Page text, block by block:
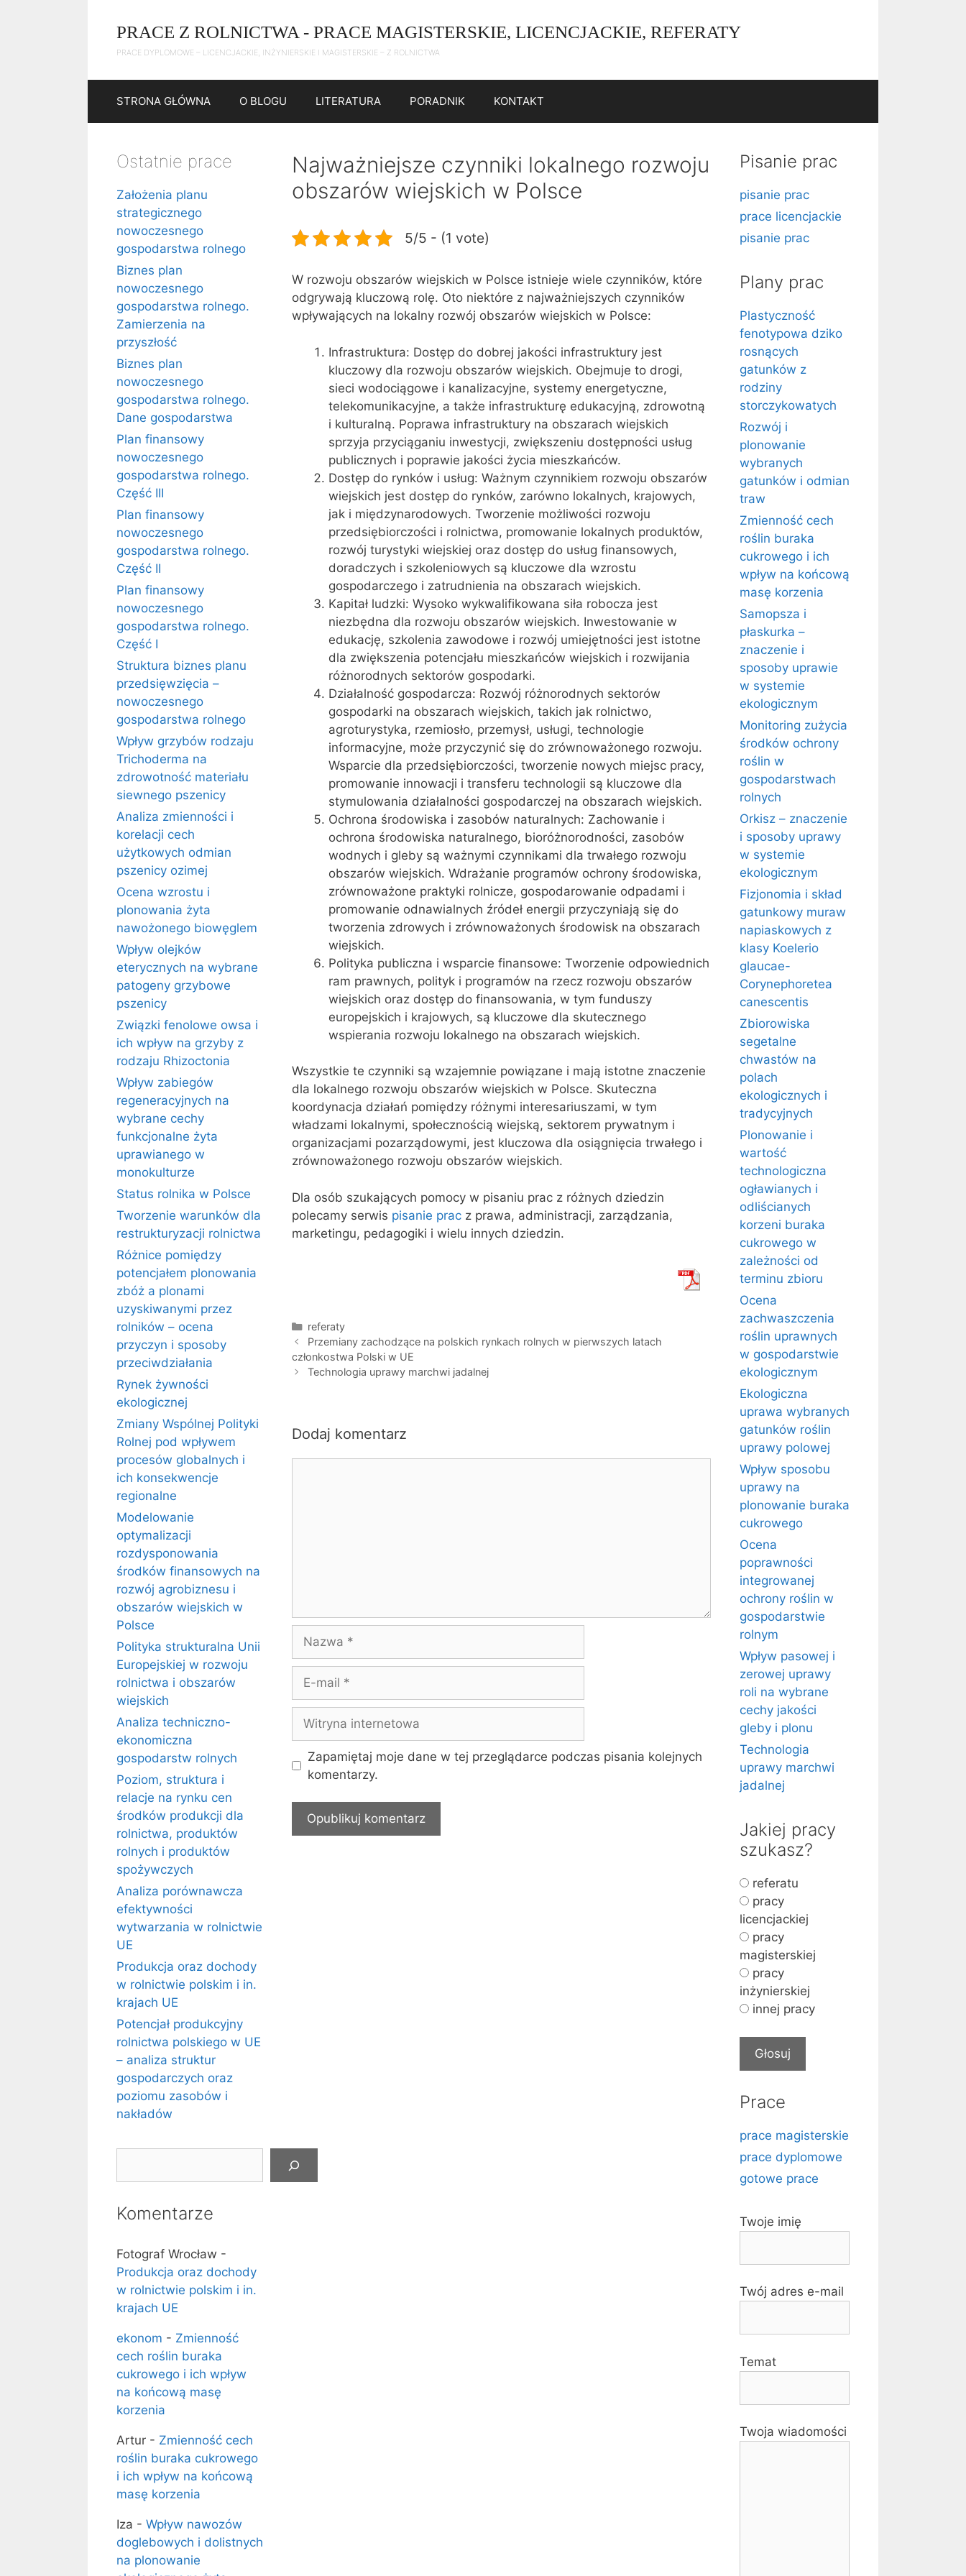
PRACE Z ROLNICTWA - PRACE MAGISTERSKIE, LICENCJACKIE, REFERATY
PRACE DYPLOMOWE – LICENCJACKIE, INŻYNIERSKIE I MAGISTERSKIE – Z ROLNICTWA
STRONA GŁÓWNA O BLOGU LITERATURA PORADNIK KONTAKT
Najważniejsze czynniki lokalnego rozwoju
obszarów wiejskich w Polsce
5/5 - (1 vote)
W rozwoju obszarów wiejskich w Polsce istnieje wiele czynników, które
odgrywają kluczową rolę. Oto niektóre z najważniejszych czynników
wpływających na lokalny rozwój obszarów wiejskich w Polsce:
Infrastruktura: Dostęp do dobrej jakości infrastruktury jest
kluczowy dla rozwoju obszarów wiejskich. Obejmuje to drogi,
sieci wodociągowe i kanalizacyjne, systemy energetyczne,
telekomunikacyjne, a także infrastrukturę edukacyjną, zdrowotną
i kulturalną. Poprawa infrastruktury na obszarach wiejskich
sprzyja przyciąganiu inwestycji, zwiększeniu dostępności usług
publicznych i poprawie jakości życia mieszkańców.
Dostęp do rynków i usług: Ważnym czynnikiem rozwoju obszarów
wiejskich jest dostęp do rynków, zarówno lokalnych, krajowych,
jak i międzynarodowych. Tworzenie możliwości rozwoju
przedsiębiorczości i rolnictwa, promowanie lokalnych produktów,
rozwój turystyki wiejskiej oraz dostęp do usług finansowych,
doradczych i szkoleniowych są kluczowe dla wzrostu
gospodarczego i zatrudnienia na obszarach wiejskich.
Kapitał ludzki: Wysoko wykwalifikowana siła robocza jest
niezbędna dla rozwoju obszarów wiejskich. Inwestowanie w
edukację, szkolenia zawodowe i rozwój umiejętności jest istotne
dla zwiększenia potencjału mieszkańców wiejskich i rozwijania
różnorodnych sektorów gospodarki.
Działalność gospodarcza: Rozwój różnorodnych sektorów
gospodarki na obszarach wiejskich, takich jak rolnictwo,
agroturystyka, rzemiosło, przemysł, usługi, technologie
informacyjne, może przyczynić się do zrównoważonego rozwoju.
Wsparcie dla przedsiębiorczości, tworzenie nowych miejsc pracy,
promowanie innowacji i transferu technologii są kluczowe dla
stymulowania działalności gospodarczej na obszarach wiejskich.
Ochrona środowiska i zasobów naturalnych: Zachowanie i
ochrona środowiska naturalnego, bioróżnorodności, zasobów
wodnych i gleby są ważnymi czynnikami dla trwałego rozwoju
obszarów wiejskich. Wdrażanie programów ochrony środowiska,
zrównoważone praktyki rolnicze, gospodarowanie odpadami i
promowanie odnawialnych źródeł energii przyczyniają się do
tworzenia zdrowych i zrównoważonych środowisk na obszarach
wiejskich.
Polityka publiczna i wsparcie finansowe: Tworzenie odpowiednich
ram prawnych, polityk i programów na rzecz rozwoju obszarów
wiejskich oraz dostęp do finansowania, w tym funduszy
europejskich i krajowych, są kluczowe dla skutecznego
wspierania rozwoju lokalnego na obszarach wiejskich.
Wszystkie te czynniki są wzajemnie powiązane i mają istotne znaczenie
dla lokalnego rozwoju obszarów wiejskich w Polsce. Skuteczna
koordynacja działań pomiędzy różnymi interesariuszami, w tym
władzami lokalnymi, społecznością wiejską, sektorem prywatnym i
organizacjami pozarządowymi, jest kluczowa dla osiągnięcia trwałego i
zrównoważonego rozwoju obszarów wiejskich.
Dla osób szukających pomocy w pisaniu prac z różnych dziedzin
polecamy serwis pisanie prac z prawa, administracji, zarządzania,
marketingu, pedagogiki i wielu innych dziedzin.
Kategorie
referaty
Przemiany zachodzące na polskich rynkach rolnych w pierwszych latach
członkostwa Polski w UE
Technologia uprawy marchwi jadalnej
Dodaj komentarz
mail
internetowa
Zapamiętaj moje dane w tej przeglądarce podczas pisania kolejnych
komentarzy.
Ostatnie prace
Założenia planu
strategicznego
nowoczesnego
gospodarstwa rolnego
Biznes plan
nowoczesnego
gospodarstwa rolnego.
Zamierzenia na
przyszłość
Biznes plan
nowoczesnego
gospodarstwa rolnego.
Dane gospodarstwa
Plan finansowy
nowoczesnego
gospodarstwa rolnego.
Część III
Plan finansowy
nowoczesnego
gospodarstwa rolnego.
Część II
Plan finansowy
nowoczesnego
gospodarstwa rolnego.
Część I
Struktura biznes planu
przedsięwzięcia –
nowoczesnego
gospodarstwa rolnego
Wpływ grzybów rodzaju
Trichoderma na
zdrowotność materiału
siewnego pszenicy
Analiza zmienności i
korelacji cech
użytkowych odmian
pszenicy ozimej
Ocena wzrostu i
plonowania żyta
nawożonego biowęglem
Wpływ olejków
eterycznych na wybrane
patogeny grzybowe
pszenicy
Związki fenolowe owsa i
ich wpływ na grzyby z
rodzaju Rhizoctonia
Wpływ zabiegów
regeneracyjnych na
wybrane cechy
funkcjonalne żyta
uprawianego w
monokulturze
Status rolnika w Polsce
Tworzenie warunków dla
restrukturyzacji rolnictwa
Różnice pomiędzy
potencjałem plonowania
zbóż a plonami
uzyskiwanymi przez
rolników – ocena
przyczyn i sposoby
przeciwdziałania
Rynek żywności
ekologicznej
Zmiany Wspólnej Polityki
Rolnej pod wpływem
procesów globalnych i
ich konsekwencje
regionalne
Modelowanie
optymalizacji
rozdysponowania
środków finansowych na
rozwój agrobiznesu i
obszarów wiejskich w
Polsce
Polityka strukturalna Unii
Europejskiej w rozwoju
rolnictwa i obszarów
wiejskich
Analiza techniczno-
ekonomiczna
gospodarstw rolnych
Poziom, struktura i
relacje na rynku cen
środków produkcji dla
rolnictwa, produktów
rolnych i produktów
spożywczych
Analiza porównawcza
efektywności
wytwarzania w rolnictwie
UE
Produkcja oraz dochody
w rolnictwie polskim i in.
krajach UE
Potencjał produkcyjny
rolnictwa polskiego w UE
– analiza struktur
gospodarczych oraz
poziomu zasobów i
nakładów
Komentarze
Fotograf Wrocław -
Produkcja oraz dochody
w rolnictwie polskim i in.
krajach UE
ekonom - Zmienność
cech roślin buraka
cukrowego i ich wpływ
na końcową masę
korzenia
Artur - Zmienność cech
roślin buraka cukrowego
i ich wpływ na końcową
masę korzenia
Iza - Wpływ nawozów
doglebowych i dolistnych
na plonowanie
Pisanie prac
pisanie prac
prace licencjackie
pisanie prac
Plany prac
Plastyczność
fenotypowa dziko
rosnących
gatunków z
rodziny
storczykowatych
Rozwój i
plonowanie
wybranych
gatunków i odmian
traw
Zmienność cech
roślin buraka
cukrowego i ich
wpływ na końcową
masę korzenia
Samopsza i
płaskurka –
znaczenie i
sposoby uprawie
w systemie
ekologicznym
Monitoring zużycia
środków ochrony
roślin w
gospodarstwach
rolnych
Orkisz – znaczenie
i sposoby uprawy
w systemie
ekologicznym
Fizjonomia i skład
gatunkowy muraw
napiaskowych z
klasy Koelerio
glaucae-
Corynephoretea
canescentis
Zbiorowiska
segetalne
chwastów na
polach
ekologicznych i
tradycyjnych
Plonowanie i
wartość
technologiczna
ogławianych i
odliścianych
korzeni buraka
cukrowego w
zależności od
terminu zbioru
Ocena
zachwaszczenia
roślin uprawnych
w gospodarstwie
ekologicznym
Ekologiczna
uprawa wybranych
gatunków roślin
uprawy polowej
Wpływ sposobu
uprawy na
plonowanie buraka
cukrowego
Ocena
poprawności
integrowanej
ochrony roślin w
gospodarstwie
rolnym
Wpływ pasowej i
zerowej uprawy
roli na wybrane
cechy jakości
gleby i plonu
Technologia
uprawy marchwi
jadalnej
Jakiej pracy
szukasz?
referatu
pracy
licencjackiej
pracy
magisterskiej
pracy
inżynierskiej
innej pracy
Prace
prace magisterskie
prace dyplomowe
gotowe prace
Twoje imię
Twój adres e-mail
Temat
Twoja wiadomości